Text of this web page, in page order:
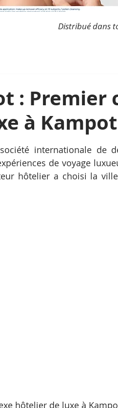
Distribué dans
: Premier
à
internationale de
de voyage
hôtelier a choisi la
hôtelier de luxe à